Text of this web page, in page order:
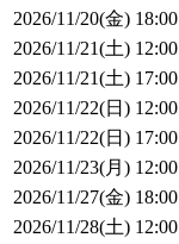
2026/11/20(金) 18:00
2026/11/21(土) 12:00
2026/11/21(土) 17:00
2026/11/22(日) 12:00
2026/11/22(日) 17:00
2026/11/23(月) 12:00
2026/11/27(金) 18:00
2026/11/28(土) 12:00